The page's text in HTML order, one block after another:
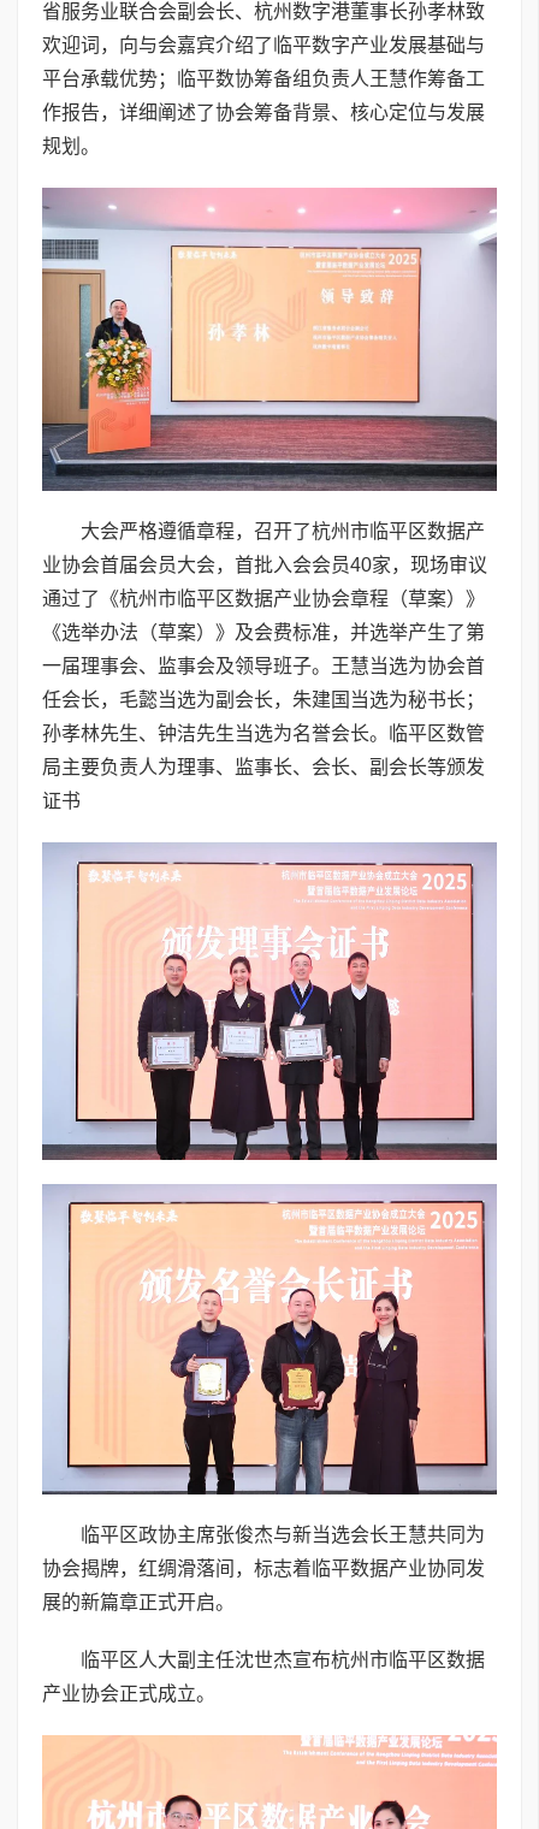
省服务业联合会副会长、杭州数字港董事长孙孝林致
欢迎词，向与会嘉宾介绍了临平数字产业发展基础与
平台承载优势；临平数协筹备组负责人王慧作筹备工
作报告，详细阐述了协会筹备背景、核心定位与发展
规划。
大会严格遵循章程，召开了杭州市临平区数据产
业协会首届会员大会，首批入会会员40家，现场审议
通过了《杭州市临平区数据产业协会章程（草案）》
《选举办法（草案）》及会费标准，并选举产生了第
一届理事会、监事会及领导班子。王慧当选为协会首
任会长，毛懿当选为副会长，朱建国当选为秘书长；
孙孝林先生、钟洁先生当选为名誉会长。临平区数管
局主要负责人为理事、监事长、会长、副会长等颁发
证书
临平区政协主席张俊杰与新当选会长王慧共同为
协会揭牌，红绸滑落间，标志着临平数据产业协同发
展的新篇章正式开启。
临平区人大副主任沈世杰宣布杭州市临平区数据
产业协会正式成立。